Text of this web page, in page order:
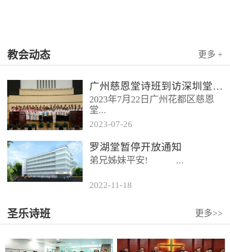
教会动态 更多 +
广州慈恩堂诗班到访深圳堂、和平堂
2023年7月22日广州花都区慈恩
堂...
联合诗班在叶海莲牧师的带领
下，先后到访基督教和平堂、深
圳堂。 上午和平堂教...
2023-07-26
罗湖堂暂停开放通知
弟兄姊妹平安! ...
2022-11-18
圣乐诗班 更多>>